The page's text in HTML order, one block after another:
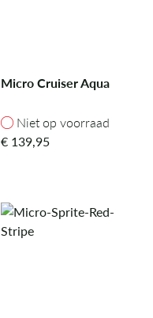
Micro Cruiser Aqua
Niet op voorraad
Niet op voorraad
€ 139,95